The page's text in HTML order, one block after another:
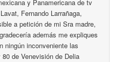
y Panamericana de tv
Fernando Larrañaga,
a petición de mi Sra madre,
además me expliques
ningún inconveniente las
de Venevisión de Delia